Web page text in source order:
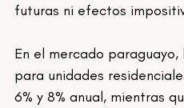
futuras ni efectos
En el mercado
para unidades
6% y 8% anual, mientras